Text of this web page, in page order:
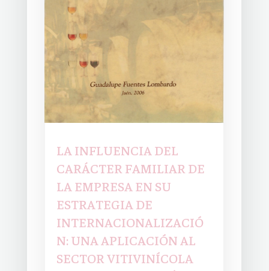
LA INFLUENCIA DEL
CARÁCTER FAMILIAR DE
LA EMPRESA EN SU
ESTRATEGIA DE
INTERNACIONALIZACIÓ
N: UNA APLICACIÓN AL
SECTOR VITIVINÍCOLA